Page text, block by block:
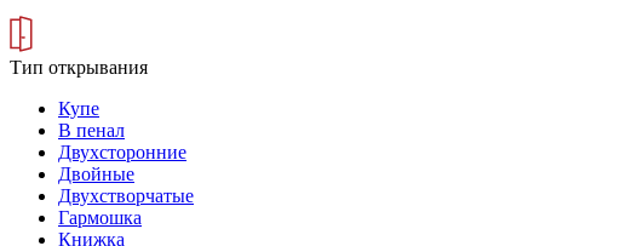
Тип открывания
Купе
В пенал
Двухсторонние
Двойные
Двухстворчатые
Гармошка
Книжка